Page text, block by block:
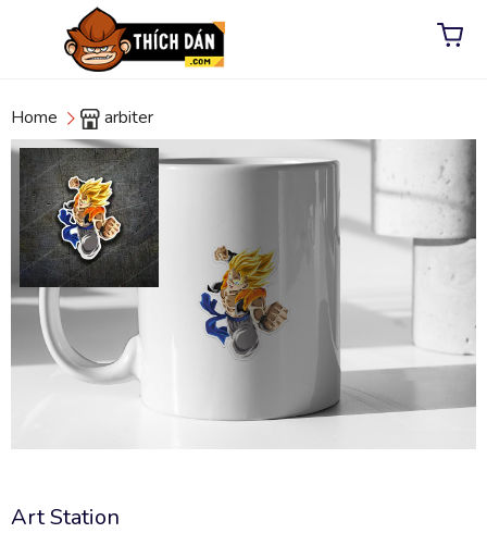
Home arbiter
Art Station